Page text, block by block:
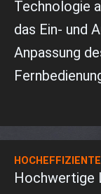
Technologie
das Ein- und
Anpassung
Hochwertige